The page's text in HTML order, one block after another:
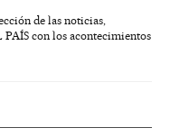
de las noticias,
con los acontecimientos